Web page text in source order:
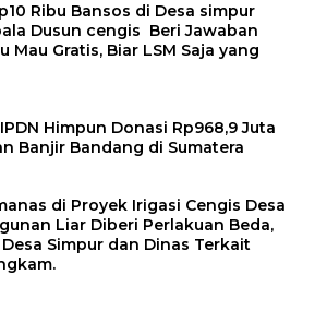
Ribu Bansos di Desa simpur
Dusun cengis Beri Jawaban
Mau Gratis, Biar LSM Saja yang
Himpun Donasi Rp968,9 Juta
Banjir Bandang di Sumatera
di Proyek Irigasi Cengis Desa
Liar Diberi Perlakuan Beda,
Simpur dan Dinas Terkait